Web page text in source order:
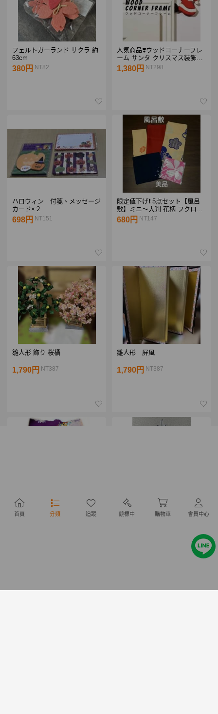
首頁 分類 追蹤 競標中 購物車 會員中心
フェルトガーランド サクラ 約
63cm
380円 NT82
人気商品❣️ウッドコーナーフレ
ーム サンタ クリスマス装飾品
オーナメント 小物
1,380円 NT298
ハロウィン 付箋、メッセージ
カード×２
698円 NT151
限定値下げ❗ 5点セット【風呂
敷】ミニ～大判 花柄 フクロウ
ミニー ちりめん
680円 NT147
雛人形 飾り 桜橘
1,790円 NT387
雛人形 屏風
1,790円 NT387
【七五三/七歳】女の子用 晴れ
着 丈111cm 足袋(18cm) 子供用
着物
ワイヤークリスマスツリー
楓 赤緑オーナメント ビー
玉 職人ハンドメイド